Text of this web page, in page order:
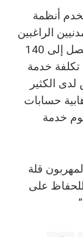
أنظمة
الراغبين
في استخدامها، وذلك بتحصيل رسوم تصل إلى 140
تكلفة خدمة
الكثير
حسابات
خدمة
قلة
على